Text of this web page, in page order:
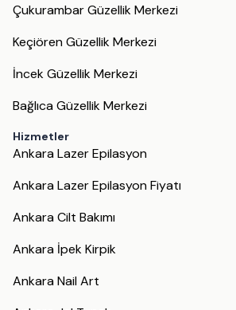
Çukurambar Güzellik Merkezi
Keçiören Güzellik Merkezi
İncek Güzellik Merkezi
Bağlıca Güzellik Merkezi
Hizmetler
Ankara Lazer Epilasyon
Ankara Lazer Epilasyon Fiyatı
Ankara Cilt Bakımı
Ankara İpek Kirpik
Ankara Nail Art